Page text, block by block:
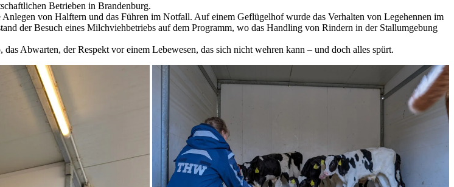
Betrieben in Brandenburg.
von Halftern und das Führen im Notfall. Auf einem Geflügelhof wurde das Verhalten von Legehennen im
der Besuch eines Milchviehbetriebs auf dem Programm, wo das Handling von Rindern in der Stallumgebung
Abwarten, der Respekt vor einem Lebewesen, das sich nicht wehren kann – und doch alles spürt.